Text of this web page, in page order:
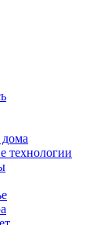
технологии